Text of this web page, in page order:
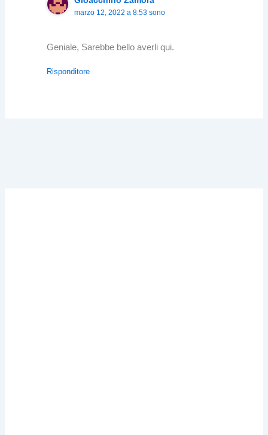
marzo 12, 2022 a 8:53 sono
Geniale, Sarebbe bello averli qui.
Risponditore